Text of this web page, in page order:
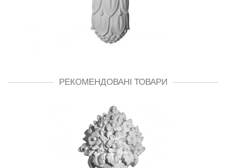
РЕКОМЕНДОВАНІ ТОВАРИ